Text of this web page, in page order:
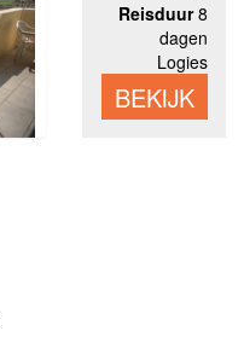
Reisduur8
dagen
Logies
BEKIJK